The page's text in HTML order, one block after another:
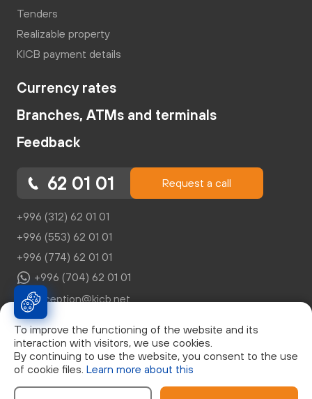
To improve the functioning of the website and its
interaction with visitors, we use cookies.
By continuing to use the website, you consent to the use
of cookie files. Learn more about this
Tenders
Realizable property
KICB payment details
Currency rates
Branches, ATMs and terminals
Feedback
62 01 01 Request a call
+996 (312) 62 01 01
+996 (553) 62 01 01
+996 (774) 62 01 01
+996 (704) 62 01 01
reception@kicb.net
© Закрытое Акционерное Общество "Кыргызский
д.21, 0553 62 01 01, Лицензия НБКР №046